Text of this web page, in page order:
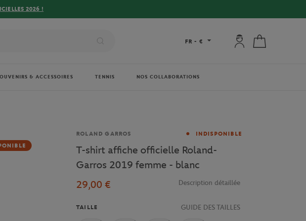
2026 !
FR - € Mon compte : se
& ACCESSOIRES TENNIS NOS COLLABORATIONS
Marque
ROLAND GARROS INDISPONIBLE
T-shirt affiche officielle Roland-
Garros 2019 femme - blanc
29,00 €
Description détaillée
TAILLE GUIDE DES TAILLES